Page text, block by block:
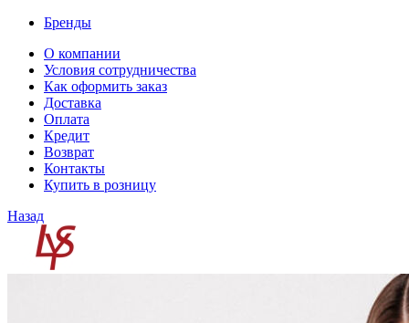
Бренды
О компании
Условия сотрудничества
Как оформить заказ
Доставка
Оплата
Кредит
Возврат
Контакты
Купить в розницу
Назад